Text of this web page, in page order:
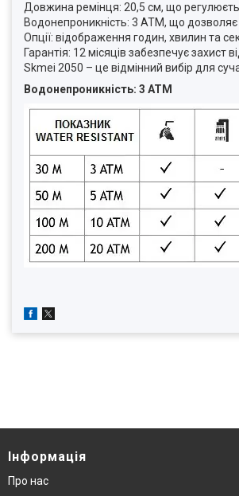
Довжина ремінця: 20,5 см, що
Водонепроникність: 3 ATM, що
Опції: відображення годин, хвилин та
Гарантія: 12 місяців забезпечує захист
Skmei 2050 – це відмінний вибір для
Водонепроникність: 3 ATM
Інформація
Про нас